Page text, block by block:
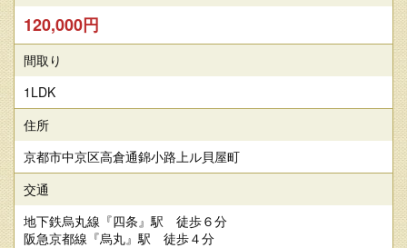
120,000円
間取り
1LDK
住所
京都市中京区高倉通錦小路上ル貝屋町
交通
地下鉄烏丸線『四条』駅 徒歩６分
阪急京都線『烏丸』駅 徒歩４分